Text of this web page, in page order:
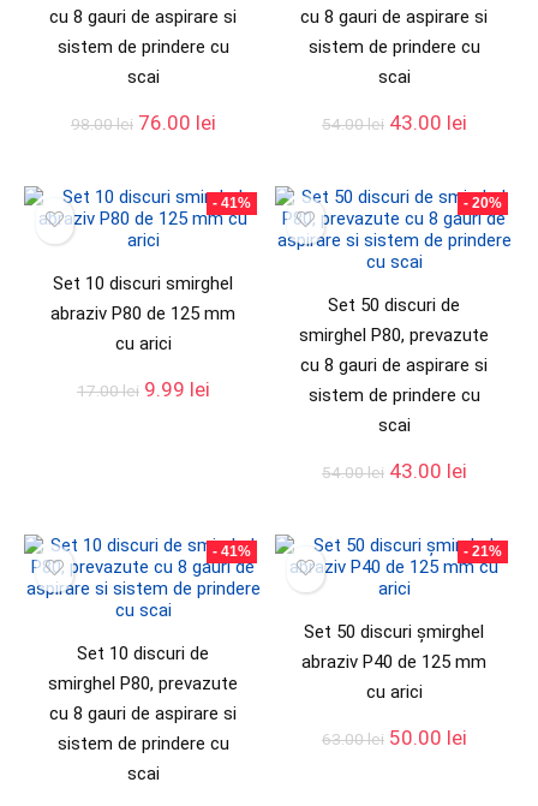
cu 8 gauri de aspirare si
sistem de prindere cu
scai
98.00lei 76.00 lei
cu 8 gauri de aspirare si
sistem de prindere cu
scai
54.00lei 43.00 lei
- 41%
Set 10 discuri smirghel
abraziv P80 de 125 mm
cu arici
17.00lei 9.99 lei
- 20%
Set 50 discuri de
smirghel P80, prevazute
cu 8 gauri de aspirare si
sistem de prindere cu
scai
54.00lei 43.00 lei
- 41%
Set 10 discuri de
smirghel P80, prevazute
cu 8 gauri de aspirare si
sistem de prindere cu
scai
- 21%
Set 50 discuri șmirghel
abraziv P40 de 125 mm
cu arici
63.00lei 50.00 lei